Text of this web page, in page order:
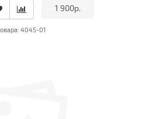
1 900р.
4045-01